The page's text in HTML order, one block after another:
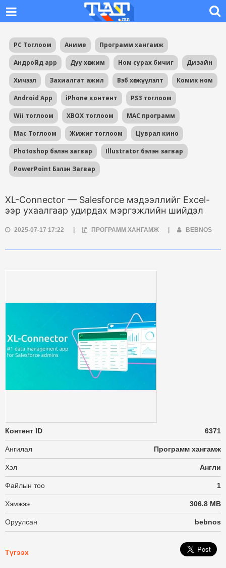
PC Тоглоом Аниме Программ хангамж
Андройд app Дуу хөгжим Ном сурах бичиг Дизайн
Хичээл Захиалгат ажил Вэб хөгжүүлэлт Комик ном
Android App iPhone контент PS3 тоглоом
Wii тоглоом XBOX тоглоом MAC программ
Mac Тоглоом Жижиг тоглоом Цуврал кино
Photoshop бэлэн загвар Illustrator бэлэн загвар
PowerPoint Бэлэн Загвар
XL-Connector — Salesforce мэдээллийг Excel-
ээр ухаалгаар удирдах мэргэжлийн шийдэл
2025-07-17 17:22 ПРОГРАММ ХАНГАМЖ BEBNOS
Контент ID 6371
Ангилал Программ хангамж
Хэл Англи
Файлын тоо 1
Хэмжээ 306.8 MB
Оруулсан bebnos
Түгээх